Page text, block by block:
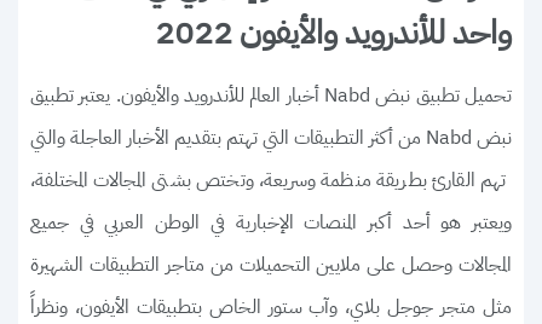
واحد للأندرويد والأيفون 2022
تحميل تطبيق نبض Nabd أخبار العالم للأندرويد والأيفون. يعتبر تطبيق
نبض Nabd من أكثر التطبيقات التي تهتم بتقديم الأخبار العاجلة والتي
تهم القارئ بطريقة منظمة وسريعة، وتختص بشتى المجالات المختلفة،
ويعتبر هو أحد أكبر المنصات الإخبارية في الوطن العربي في جميع
المجالات وحصل على ملايين التحميلات من متاجر التطبيقات الشهيرة
مثل متجر جوجل بلاي، وآب ستور الخاص بتطبيقات الأيفون، ونظراً